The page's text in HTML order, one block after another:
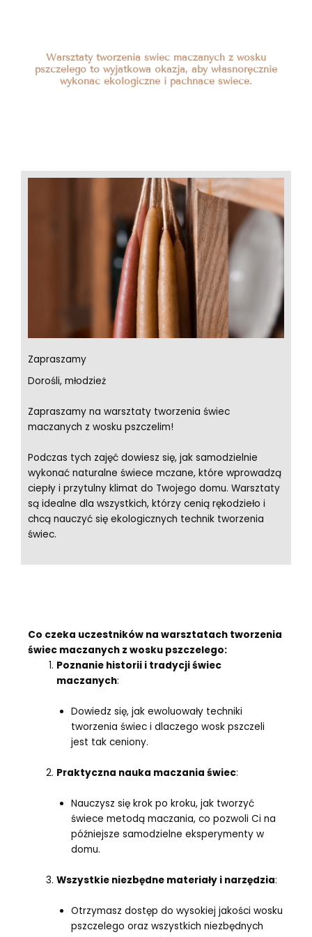
Warsztaty tworzenia świec maczanych z wosku
pszczelego to wyjątkowa okazja, aby własnoręcznie
wykonać ekologiczne i pachnące świece.
Zapraszamy
Dorośli, młodzież
Zapraszamy na warsztaty tworzenia świec
maczanych z wosku pszczelim!
Podczas tych zajęć dowiesz się, jak samodzielnie
wykonać naturalne świece mczane, które wprowadzą
ciepły i przytulny klimat do Twojego domu. Warsztaty
są idealne dla wszystkich, którzy cenią rękodzieło i
chcą nauczyć się ekologicznych technik tworzenia
świec.
Co czeka uczestników na warsztatach tworzenia
świec maczanych z wosku pszczelego:
Poznanie historii i tradycji świec
maczanych:
Dowiedz się, jak ewoluowały techniki
tworzenia świec i dlaczego wosk pszczeli
jest tak ceniony.
Praktyczna nauka maczania świec:
Nauczysz się krok po kroku, jak tworzyć
świece metodą maczania, co pozwoli Ci na
późniejsze samodzielne eksperymenty w
domu.
Wszystkie niezbędne materiały i narzędzia:
Otrzymasz dostęp do wysokiej jakości wosku
pszczelego oraz wszystkich niezbędnych